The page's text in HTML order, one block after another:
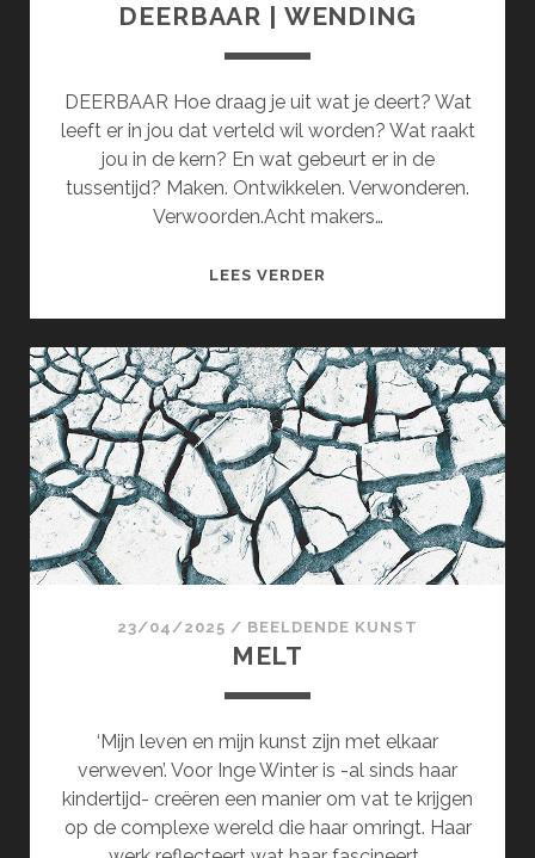
DEERBAAR | WENDING
DEERBAAR Hoe draag je uit wat je deert? Wat
leeft er in jou dat verteld wil worden? Wat raakt
jou in de kern? En wat gebeurt er in de
tussentijd? Maken. Ontwikkelen. Verwonderen.
Verwoorden.Acht makers…
LEES VERDER
23/04/2025 / BEELDENDE KUNST
MELT
‘Mijn leven en mijn kunst zijn met elkaar
verweven’. Voor Inge Winter is -al sinds haar
kindertijd- creëren een manier om vat te krijgen
op de complexe wereld die haar omringt. Haar